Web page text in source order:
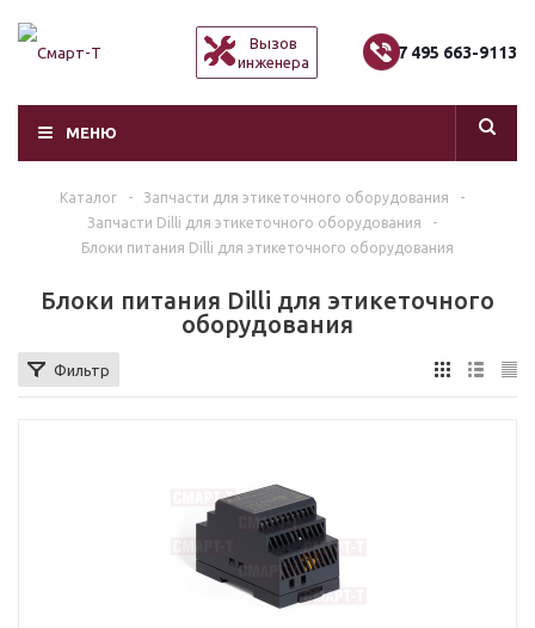
Вызов
инженера
+7 495 663-9113
МЕНЮ
Каталог - Запчасти для этикеточного оборудования
-
Запчасти Dilli для этикеточного оборудования
-
Блоки питания Dilli для этикеточного оборудования
Блоки питания Dilli для этикеточного
оборудования
Фильтр